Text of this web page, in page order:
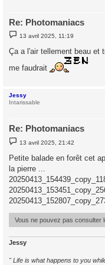
Re: Photomaniacs
M
e
s
g
13 avril 2025, 11:19
Ça a l'air tellement beau et
me faudrait
Jessy
Intarissable
Re: Photomaniacs
M
e
s
a
g
e
13 avril 2025, 21:42
Petite balade en forêt cet
la pierre ...
Vous ne pouvez pas consulter
Jessy
" Life is what happens to you